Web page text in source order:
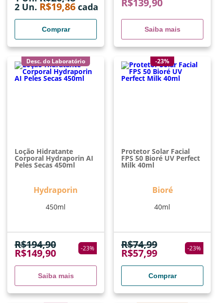
2 Un. R$19,86 cada
Comprar
R$139,90
Saiba mais
Desc. do Laboratório
Loção Hidratante
Corporal Hydraporin AI
Peles Secas 450ml
Hydraporin
450ml
R$194,90
R$149,90 -23%
Saiba mais
-23%
Protetor Solar Facial
FPS 50 Bioré UV Perfect
Milk 40ml
Bioré
40ml
R$74,99
R$57,99 -23%
Comprar